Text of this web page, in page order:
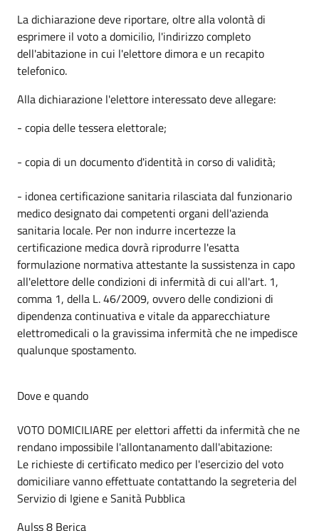
La dichiarazione deve riportare, oltre alla volontà di
esprimere il voto a domicilio, l'indirizzo completo
dell'abitazione in cui l'elettore dimora e un recapito
telefonico.
Alla dichiarazione l'elettore interessato deve allegare:
- copia delle tessera elettorale;
- copia di un documento d'identità in corso di validità;
- idonea certificazione sanitaria rilasciata dal funzionario
medico designato dai competenti organi dell'azienda
sanitaria locale. Per non indurre incertezze la
certificazione medica dovrà riprodurre l'esatta
formulazione normativa attestante la sussistenza in capo
all'elettore delle condizioni di infermità di cui all'art. 1,
comma 1, della L. 46/2009, ovvero delle condizioni di
dipendenza continuativa e vitale da apparecchiature
elettromedicali o la gravissima infermità che ne impedisce
qualunque spostamento.
Dove e quando
VOTO DOMICILIARE per elettori affetti da infermità che ne
rendano impossibile l'allontanamento dall'abitazione:
Le richieste di certificato medico per l'esercizio del voto
domiciliare vanno effettuate contattando la segreteria del
Servizio di Igiene e Sanità Pubblica
Aulss 8 Berica